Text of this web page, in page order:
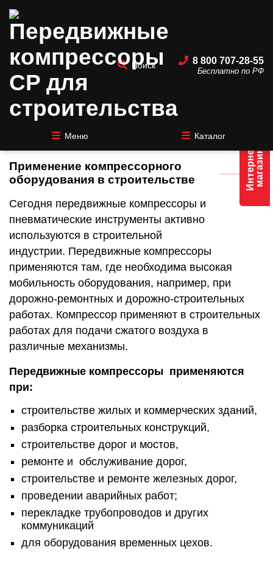
Меню Каталог
Поиск 8 800 707-28-55
Бесплатно по РФ
Передвижные компрессоры CP
для строительства
Применение компрессорного
оборудования в строительстве
Сегодня передвижные компрессоры и
пневматические инструменты активно
используются в строительной
индустрии. Передвижные компрессоры
применяются там, где необходима высокая
мобильность оборудования, например, при
дорожно-ремонтных и дорожно-строительных
работах. Компрессор применяют в строительных
работах для подачи сжатого воздуха в
различные механизмы.
Передвижные компрессоры применяются
при:
строительстве жилых и коммерческих зданий,
разборка строительных конструкций,
строительстве дорог и мостов,
ремонте и обслуживание дорог,
строительстве и ремонте железных дорог,
проведении аварийных работ;
перекладке трубопроводов и других
коммуникаций
для оборудования временных цехов.
Интернетмагазин